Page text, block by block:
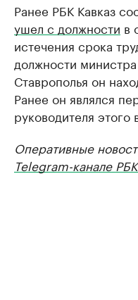
Ранее РБК Кавказ
ушел с должности в
истечения срока
должности
Ставрополья он
Ранее он являлся
руководителя этого
Оперативные
Telegram-канале